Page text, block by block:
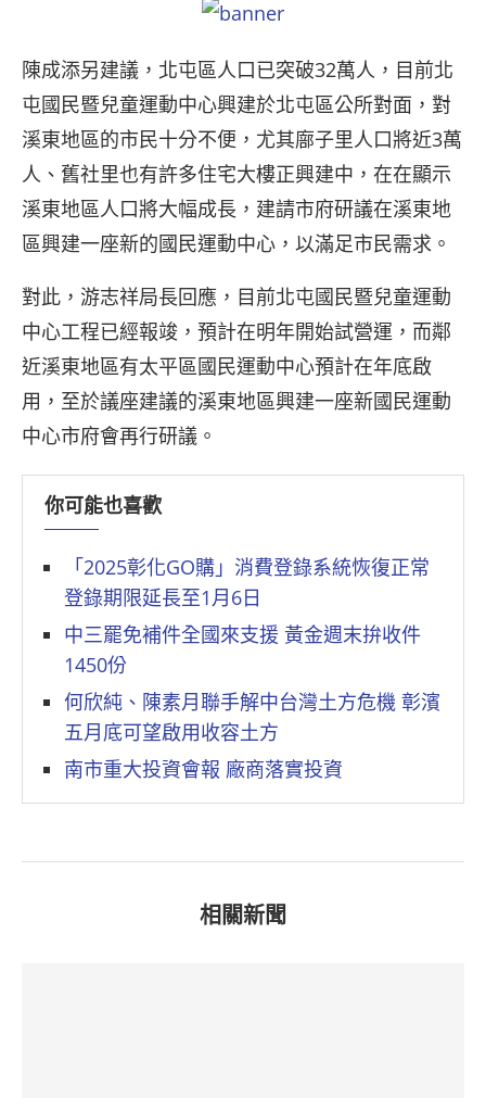
陳成添另建議，北屯區人口已突破32萬人，目前北
屯國民暨兒童運動中心興建於北屯區公所對面，對
溪東地區的市民十分不便，尤其廍子里人口將近3萬
人、舊社里也有許多住宅大樓正興建中，在在顯示
溪東地區人口將大幅成長，建請市府研議在溪東地
區興建一座新的國民運動中心，以滿足市民需求。
對此，游志祥局長回應，目前北屯國民暨兒童運動
中心工程已經報竣，預計在明年開始試營運，而鄰
近溪東地區有太平區國民運動中心預計在年底啟
用，至於議座建議的溪東地區興建一座新國民運動
中心市府會再行研議。
你可能也喜歡
「2025彰化GO購」消費登錄系統恢復正常
登錄期限延長至1月6日
中三罷免補件全國來支援 黃金週末拚收件
1450份
何欣純、陳素月聯手解中台灣土方危機 彰濱
五月底可望啟用收容土方
南市重大投資會報 廠商落實投資
相關新聞